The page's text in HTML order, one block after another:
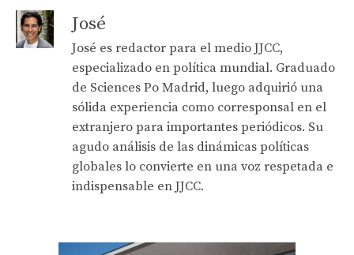
José
José es redactor para el medio JJCC,
especializado en política mundial. Graduado
de Sciences Po Madrid, luego adquirió una
sólida experiencia como corresponsal en el
extranjero para importantes periódicos. Su
agudo análisis de las dinámicas políticas
globales lo convierte en una voz respetada e
indispensable en JJCC.